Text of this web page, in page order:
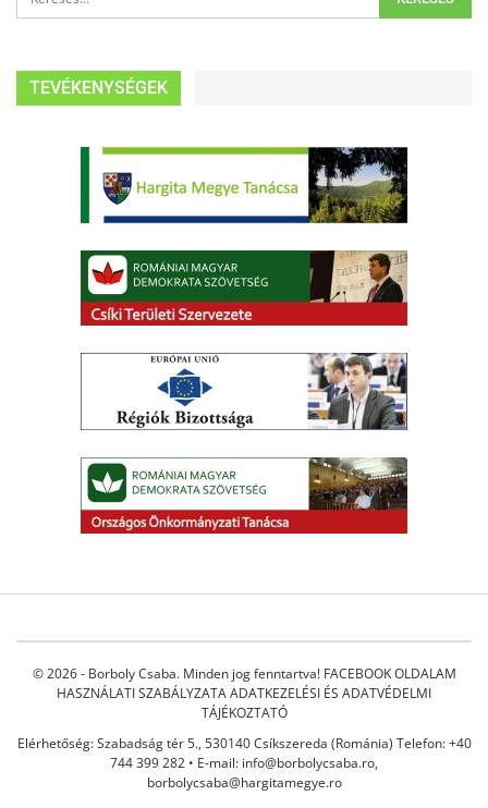
TEVÉKENYSÉGEK
© 2026 - Borboly Csaba. Minden jog fenntartva! FACEBOOK OLDALAM
HASZNÁLATI SZABÁLYZATAADATKEZELÉSI ÉS ADATVÉDELMI
TÁJÉKOZTATÓ
Elérhetőség: Szabadság tér 5., 530140 Csíkszereda (Románia) Telefon: +40
744 399 282 • E-mail: info@borbolycsaba.ro,
borbolycsaba@hargitamegye.ro